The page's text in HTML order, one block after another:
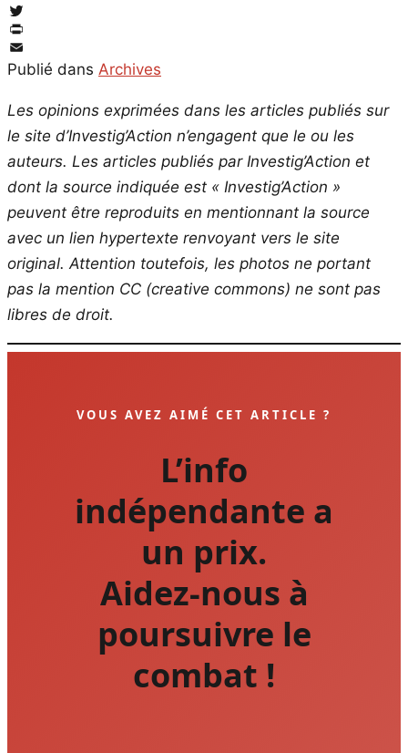
Facebook
Twitter
PrintFriendly
Email
Publié dans Archives
Les opinions exprimées dans les articles publiés sur
le site d’Investig’Action n’engagent que le ou les
auteurs. Les articles publiés par Investig’Action et
dont la source indiquée est « Investig’Action »
peuvent être reproduits en mentionnant la source
avec un lien hypertexte renvoyant vers le site
original. Attention toutefois, les photos ne portant
pas la mention CC (creative commons) ne sont pas
libres de droit.
VOUS AVEZ AIMÉ CET ARTICLE ?
L’info
indépendante a
un prix.
Aidez-nous à
poursuivre le
combat !